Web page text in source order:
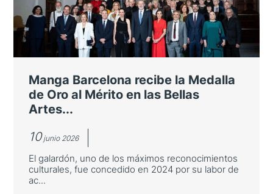
japoneses
La Consejería de Turismo organiza un viaje
de familiarización en el marco de la alianza
Iberia
Manga Barcelona recibe la Medalla
de Oro al Mérito en las Bellas
Artes...
10junio 2026
El galardón, uno de los máximos reconocimientos
culturales, fue concedido en 2024 por su labor de
ac...